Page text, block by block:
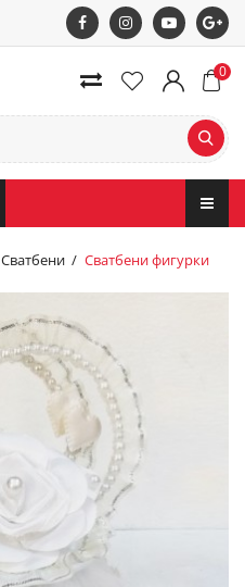
0
Сватбени Сватбени фигурки